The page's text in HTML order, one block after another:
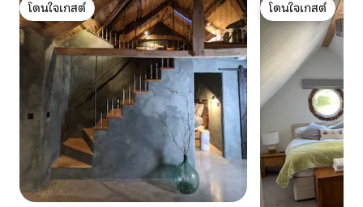
โดนใจเกสต์
โดนใจเกสต์
โดนใจเกสต์
โดนใจเกสต์